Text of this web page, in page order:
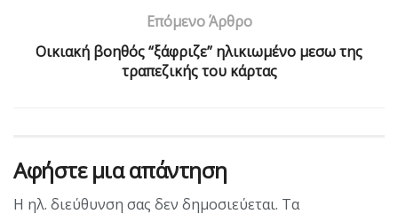
Επόμενο Άρθρο
Οικιακή βοηθός “ξάφριζε” ηλικιωμένο μεσω της
τραπεζικής του κάρτας
Αφήστε μια απάντηση
Η ηλ. διεύθυνση σας δεν δημοσιεύεται. Τα